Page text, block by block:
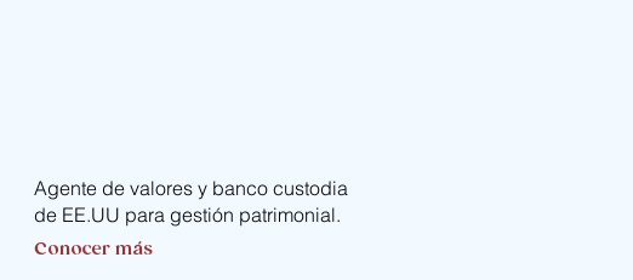
Agente de valores y banco custodia
de EE.UU para gestión patrimonial.
Conocer más